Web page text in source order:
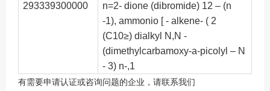
293339300000
n=2- dione (dibromide) 12 – (n
-1), ammonio [ - alkene- ( 2
(C10≥) dialkyl N,N -
(dimethylcarbamoxy-a-picolyl – N
- 3) n-,1
有需要申请认证或咨询问题的企业，请联系我们